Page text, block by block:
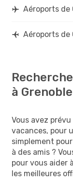
Aéroports de
Aéroports de
à
Vous avez
vacances, pour
simplement
à des amis ?
pour vous aider
les meilleures